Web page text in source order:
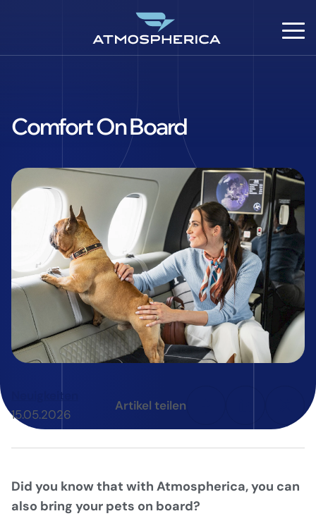
DE
Comfort On Board
Neuigkeiten
15.05.2026
Artikel teilen
Did you know that with Atmospherica, you can
also bring your pets on board?